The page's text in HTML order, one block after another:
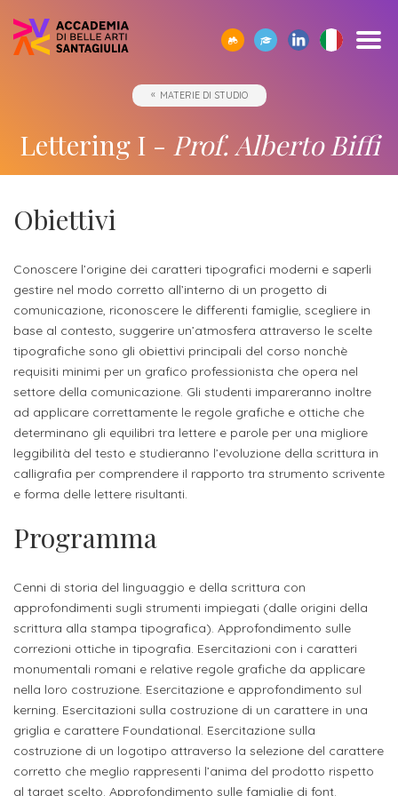
CERCA
Accademia
di
Docenti
Rivista
IO01
Servizi
allo
studente
Aziende
e stage
News
Orientamento
Contatti
Messaggio
del
Direttore
Statuto
Regolamento
Didattico
Autorizzazioni
Ministeriali
di
ECTS
Manualistica
Organigramma
Laboratori
e
DI
ACCADEMIA
Tutti
trienni,
bienni
specialistici
e
Master
di
Accademia
SantaGiulia
DIPARTIMENTI
Dipartimento
Arti
Visive
Dipartimento
di
Comunicazione
e
Didattica
dell'arte
Docenti
di
SantaGiulia
OPPORTUNITÀ
Progetti
Terza
Missione
ERASMUS+
Reclutamento
TECNOLOGICO
Rivista
IO01
Umanesimo
Borse
di
e
studentesche
Finanziamento
"per
Merito"
Concorsi
Progetti
Terza
OPPORTUNITÀ
ERASMUS+
SERVIZI
Inclusione
Carriera
Alias
ERASMUS+
AZIENDE
Sbocchi
professionali
Registra
l'azienda
Invia
proposta
di
Stage
Apprendistato
le
Login
aziende
OPPORTUNITÀ
GLI
STUDENTI
Stage
EVENTI
News
Eventi
Accademia
e
fuori
sede
DIREZIONE
Open
Day
e
di
orientamento
Appuntamenti
ONE-
TO-
ONE
Iscrizione
corsi
Gli
step
diventare
un
nostro
studente
DISPOSIZIONE
Contatti
dell'Accademia
SantaGiulia
Dove
Siamo
Richiedi
Informazioni
Iscriviti
alla
Newsletter
IN
ACCADEMIA
Come
Iscriversi
Gli
step
per
diventare
un
possibile
futuro
studente
genitore
di
studente
studente
iscritto
docente
referente
d'azienda
MATERIE DI STUDIO
Lettering I - Prof. Alberto Biffi
Obiettivi
Conoscere l’origine dei caratteri tipografici moderni e saperli
gestire nel modo corretto all’interno di un progetto di
comunicazione, riconoscere le differenti famiglie, scegliere in
base al contesto, suggerire un’atmosfera attraverso le scelte
tipografiche sono gli obiettivi principali del corso nonchè
requisiti minimi per un grafico professionista che opera nel
settore della comunicazione. Gli studenti impareranno inoltre
ad applicare correttamente le regole grafiche e ottiche che
determinano gli equilibri tra lettere e parole per una migliore
leggibilità del testo e studieranno l’evoluzione della scrittura in
calligrafia per comprendere il rapporto tra strumento scrivente
e forma delle lettere risultanti.
Programma
Cenni di storia del linguaggio e della scrittura con
approfondimenti sugli strumenti impiegati (dalle origini della
scrittura alla stampa tipografica). Approfondimento sulle
correzioni ottiche in tipografia. Esercitazioni con i caratteri
monumentali romani e relative regole grafiche da applicare
nella loro costruzione. Esercitazione e approfondimento sul
kerning. Esercitazioni sulla costruzione di un carattere in una
griglia e carattere Foundational. Esercitazione sulla
costruzione di un logotipo attraverso la selezione del carattere
corretto che meglio rappresenti l’anima del prodotto rispetto
al target scelto. Approfondimento sulle famiglie di font.